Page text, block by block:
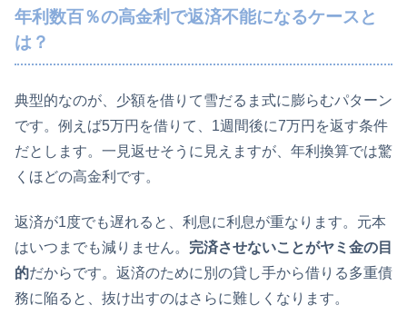
年利数百％の高金利で返済不能になるケースと
は？
典型的なのが、少額を借りて雪だるま式に膨らむパターン
です。例えば5万円を借りて、1週間後に7万円を返す条件
だとします。一見返せそうに見えますが、年利換算では驚
くほどの高金利です。
返済が1度でも遅れると、利息に利息が重なります。元本
はいつまでも減りません。 完済させないことがヤミ金の目
的だからです。返済のために別の貸し手から借りる多重債
務に陥ると、抜け出すのはさらに難しくなります。